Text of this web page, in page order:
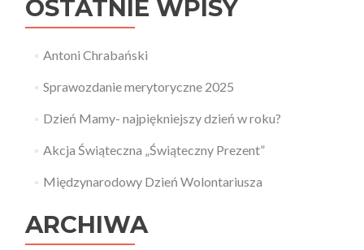
OSTATNIE WPISY
Antoni Chrabański
Sprawozdanie merytoryczne 2025
Dzień Mamy- najpiękniejszy dzień w roku?
Akcja Świąteczna „Świąteczny Prezent”
Międzynarodowy Dzień Wolontariusza
ARCHIWA